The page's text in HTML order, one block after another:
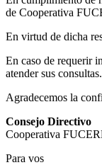
de Cooperativa
En virtud de dicha
En caso de requerir
atender sus consultas.
Agradecemos la
Consejo Directivo
Cooperativa
Para vos